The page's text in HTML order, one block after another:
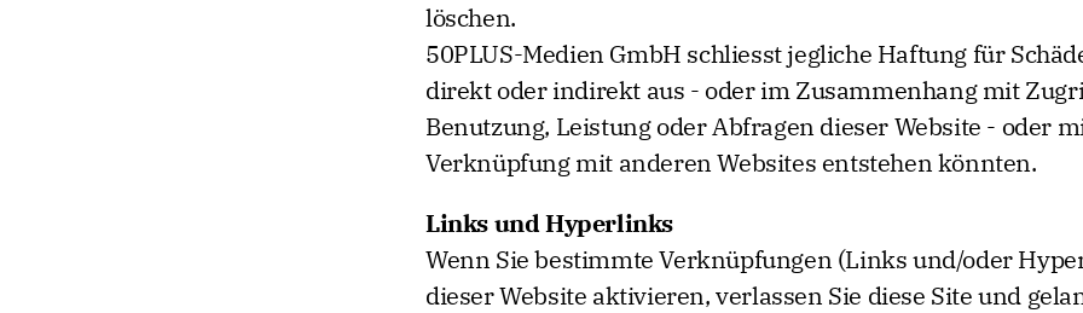
löschen.
50PLUS-Medien GmbH schliesst jegliche Haftung für
direkt oder indirekt aus - oder im Zusammenhang mit
Benutzung, Leistung oder Abfragen dieser Website - oder
Verknüpfung mit anderen Websites entstehen könnten.
Links und Hyperlinks
Wenn Sie bestimmte Verknüpfungen (Links und/oder
dieser Website aktivieren, verlassen Sie diese Site und